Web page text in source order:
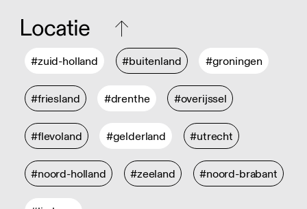
Locatie
#zuid-holland #buitenland #groningen
#friesland #drenthe #overijssel
#flevoland #gelderland #utrecht
#noord-holland #zeeland #noord-brabant